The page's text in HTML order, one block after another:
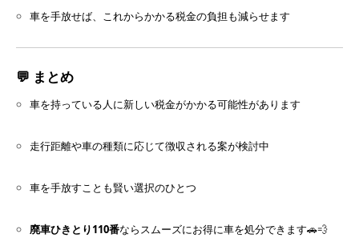
車を手放せば、これからかかる税金の負担も減らせます
💬 まとめ
車を持っている人に新しい税金がかかる可能性があります
走行距離や車の種類に応じて徴収される案が検討中
車を手放すことも賢い選択のひとつ
廃車ひきとり110番ならスムーズにお得に車を処分できます🚗💨